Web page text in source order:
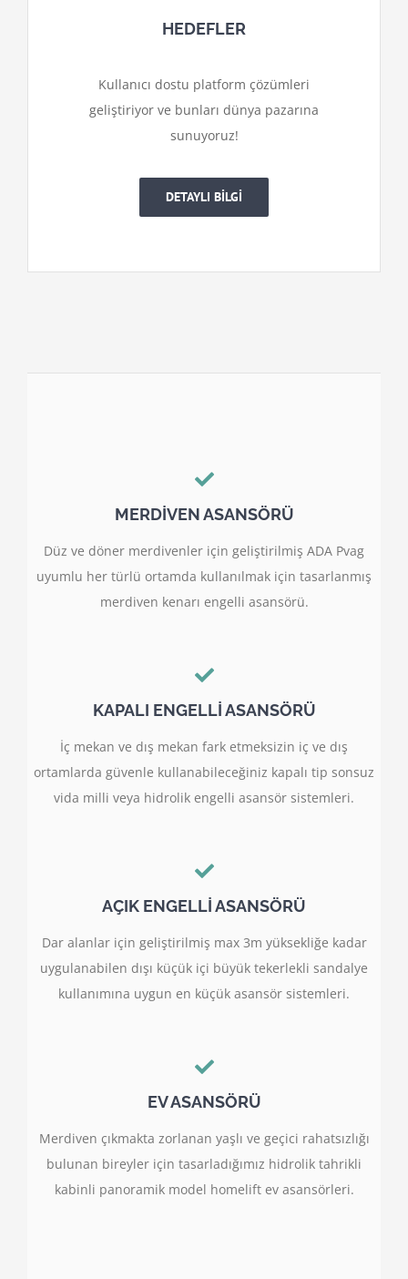
HEDEFLER
Kullanıcı dostu platform çözümleri
geliştiriyor ve bunları dünya pazarına
sunuyoruz!
DETAYLI BİLGİ
MERDİVEN ASANSÖRÜ
Düz ve döner merdivenler için geliştirilmiş ADA Pvag
uyumlu her türlü ortamda kullanılmak için tasarlanmış
merdiven kenarı engelli asansörü.
KAPALI ENGELLİ ASANSÖRÜ
İç mekan ve dış mekan fark etmeksizin iç ve dış
ortamlarda güvenle kullanabileceğiniz kapalı tip sonsuz
vida milli veya hidrolik engelli asansör sistemleri.
AÇIK ENGELLİ ASANSÖRÜ
Dar alanlar için geliştirilmiş max 3m yüksekliğe kadar
uygulanabilen dışı küçük içi büyük tekerlekli sandalye
kullanımına uygun en küçük asansör sistemleri.
EV ASANSÖRÜ
Merdiven çıkmakta zorlanan yaşlı ve geçici rahatsızlığı
bulunan bireyler için tasarladığımız hidrolik tahrikli
kabinli panoramik model homelift ev asansörleri.